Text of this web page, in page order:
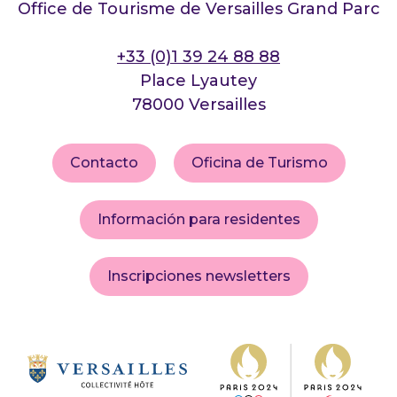
Office de Tourisme de Versailles Grand Parc
+33 (0)1 39 24 88 88
Place Lyautey
78000 Versailles
Contacto Oficina de Turismo
Información para residentes
Inscripciones newsletters